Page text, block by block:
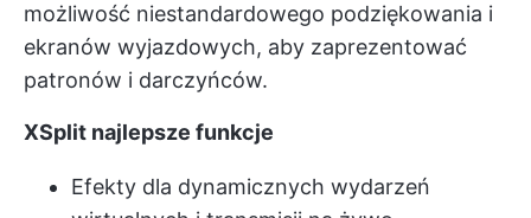
możliwość niestandardowego podziękowania i
ekranów wyjazdowych, aby zaprezentować
patronów i darczyńców.
XSplit najlepsze funkcje
Efekty dla dynamicznych wydarzeń